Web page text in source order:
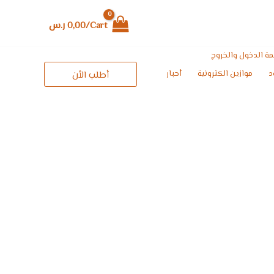
Cart/
0,00ر.س
الدخول والخروج
موازين الكترونية أحبار أطلب الأن